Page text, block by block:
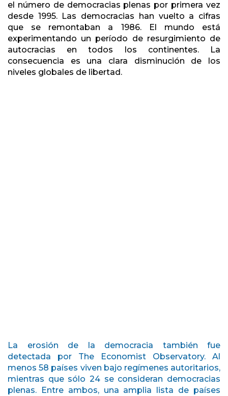
el número de democracias plenas por primera vez
desde 1995. Las democracias han vuelto a cifras
que se remontaban a 1986. El mundo está
experimentando un período de resurgimiento de
autocracias en todos los continentes. La
consecuencia es una clara disminución de los
niveles globales de libertad.
La erosión de la democracia también fue
detectada por The Economist Observatory. Al
menos 58 países viven bajo regímenes autoritarios,
mientras que sólo 24 se consideran democracias
plenas. Entre ambos, una amplia lista de países